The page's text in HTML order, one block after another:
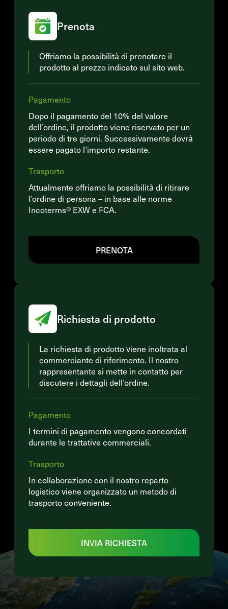
Prenota
Offriamo la possibilità di prenotare il
prodotto al prezzo indicato sul sito web.
Pagamento
Dopo il pagamento del 10% del valore
dell’ordine, il prodotto viene riservato per un
periodo di tre giorni. Successivamente dovrà
essere pagato l’importo restante.
Trasporto
Attualmente offriamo la possibilità di ritirare
l’ordine di persona – in base alle norme
Incoterms® EXW e FCA.
PRENOTA
Richiesta di prodotto
La richiesta di prodotto viene inoltrata al
commerciante di riferimento. Il nostro
rappresentante si mette in contatto per
discutere i dettagli dell’ordine.
Pagamento
I termini di pagamento vengono concordati
durante le trattative commerciali.
Trasporto
In collaborazione con il nostro reparto
logistico viene organizzato un metodo di
trasporto conveniente.
INVIA RICHIESTA